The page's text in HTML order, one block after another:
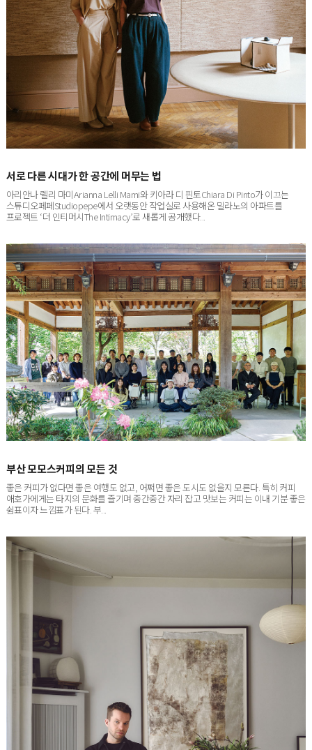
아리안나 렐리 마미Arianna Lelli Mami와 키아라 디 핀토Chiara Di Pinto가 이끄는
스튜디오페페Studiopepe에서 오랫동안 작업실로 사용해온 밀라노의 아파트를
프로젝트 ‘더 인티머시The Intimacy’로 새롭게 공개했다...
좋은 커피가 없다면 좋은 여행도 없고, 어쩌면 좋은 도시도 없을지 모른다. 특히 커피
애호가에게는 타지의 문화를 즐기며 중간중간 자리 잡고 맛보는 커피는 이내 기분 좋은
쉼표이자 느낌표가 된다. 부...